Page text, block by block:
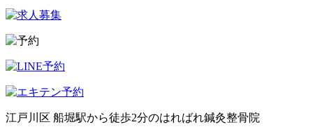
江戸川区 船堀駅から徒歩2分のはればれ鍼灸整骨院